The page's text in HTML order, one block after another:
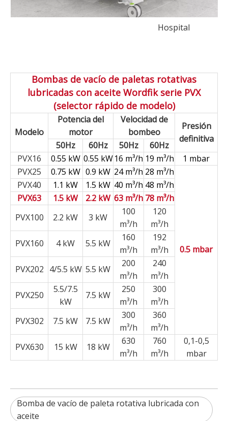
Hospital
Bombas de vacío de paletas rotativas
lubricadas con aceite Wordfik serie PVX
(selector rápido de modelo)
Modelo
Potencia del
motor
Velocidad de
bombeo
Presión
definitiva
50Hz 60Hz 50Hz
60Hz
PVX16
0.55 kW 0.55 kW 16 m³/h 19 m³/h
1 mbar
PVX25
0.75 kW 0.9 kW 24 m³/h 28 m³/h
0.5 mbar
PVX40 1.1 kW 1.5 kW 40 m³/h 48 m³/h
PVX63
1.5 kW 2.2 kW 63 m³/h 78 m³/h
PVX100
2.2 kW 3 kW
100
m³/h
120
m³/h
PVX160
4 kW 5.5 kW
160
m³/h
192
m³/h
PVX202 4/5.5 kW 5.5 kW
200
m³/h
240
m³/h
PVX250
5.5/7.5
kW
7.5 kW
250
m³/h
300
m³/h
PVX302
7.5 kW 7.5 kW
300
m³/h
360
m³/h
PVX630
15 kW 18 kW
630
m³/h
760
m³/h
0,1-0,5
mbar
Bomba de vacío de paleta rotativa lubricada con
aceite